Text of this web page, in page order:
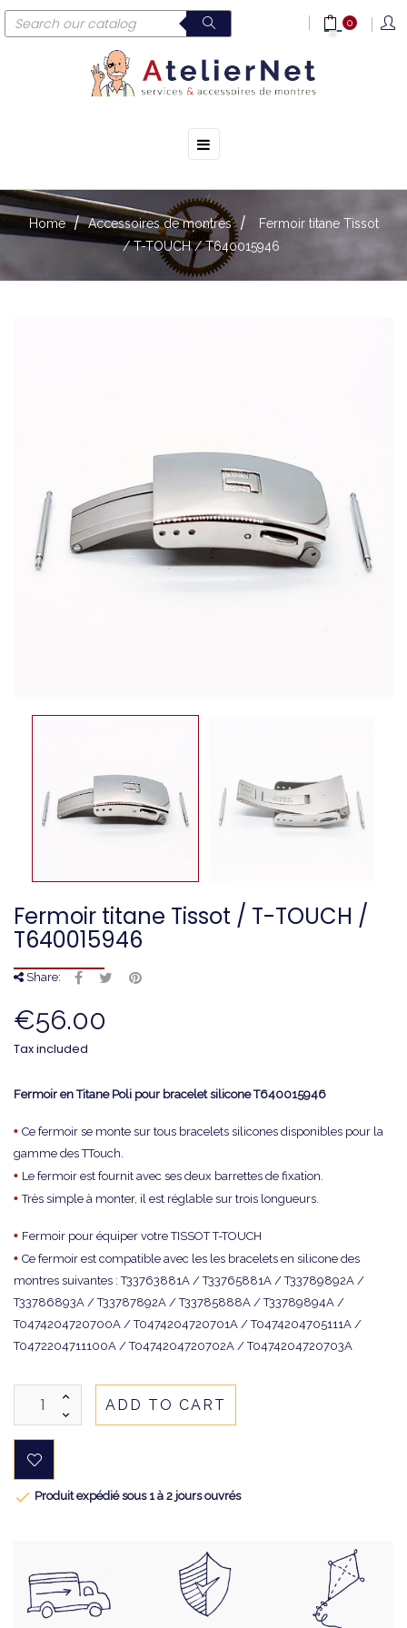
0
Toggle
navigation
☰
Home Accessoires de montres
Fermoir titane Tissot
/ T-TOUCH / T640015946
Fermoir titane Tissot / T-TOUCH /
T640015946
Share:
€56.00
Tax included
Fermoir en Titane Poli pour bracelet siliconeT640015946
• Ce fermoir se monte sur tous bracelets silicones disponibles pour la
gamme des TTouch.
• Le fermoir est fournit avec ses deux barrettes de fixation.
•Très simple à monter, il est réglable sur trois longueurs.
• Fermoir pour équiper votre TISSOT T-TOUCH
• Ce fermoir est compatible avec les les bracelets en silicone des
montres suivantes : T33763881A / T33765881A / T33789892A /
T33786893A / T33787892A / T33785888A / T33789894A /
T0474204720700A / T0474204720701A / T0474204705111A /
T0472204711100A / T0474204720702A / T0474204720703A
ADD TO CART
 Produit expédié sous 1 à 2 jours ouvrés